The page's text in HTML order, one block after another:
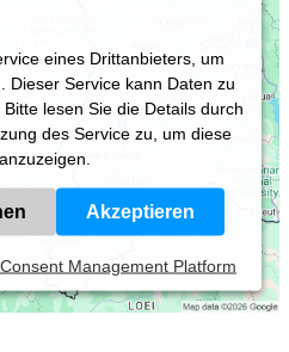
eines Drittanbieters, um
Dieser Service kann Daten zu
lesen Sie die Details durch
des Service zu, um diese
Akzeptieren
Management Platform